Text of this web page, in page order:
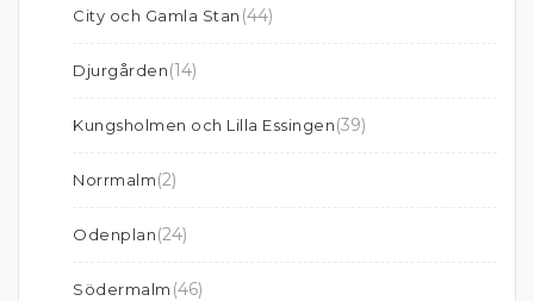
City och Gamla Stan (44)
Djurgården(14)
Kungsholmen och Lilla Essingen(39)
Norrmalm(2)
Odenplan(24)
Södermalm (46)